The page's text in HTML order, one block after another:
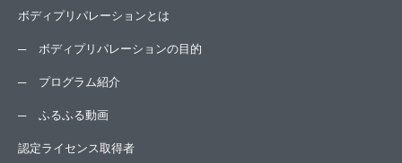
ボディプリパレーションとは
ボディプリパレーションの目的
プログラム紹介
ふるふる動画
認定ライセンス取得者